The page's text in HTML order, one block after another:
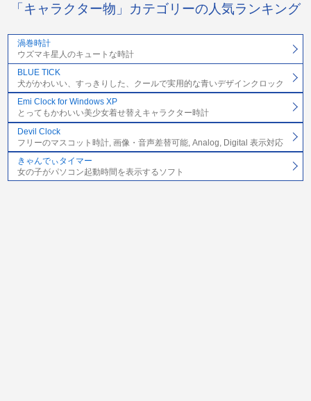
「キャラクター物」カテゴリーの人気ランキング
渦巻時計
ウズマキ星人のキュートな時計
BLUE TICK
犬がかわいい、すっきりした、クールで実用的な青いデザインクロック
Emi Clock for Windows XP
とってもかわいい美少女着せ替えキャラクター時計
Devil Clock
フリーのマスコット時計, 画像・音声差替可能, Analog, Digital 表示対応
きゃんでぃタイマー
女の子がパソコン起動時間を表示するソフト